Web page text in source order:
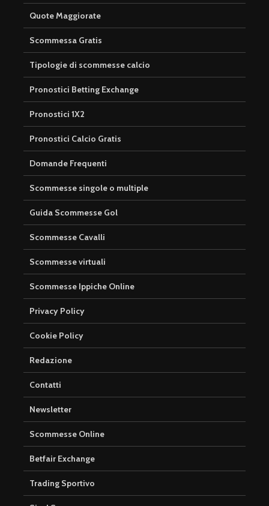
Quote Maggiorate
Scommessa Gratis
Tipologie di scommesse calcio
Pronostici Betting Exchange
Pronostici 1X2
Pronostici Calcio Gratis
Domande Frequenti
Scommesse singole o multiple
Guida Scommesse Gol
Scommesse Cavalli
Scommesse virtuali
Scommesse Ippiche Online
Privacy Policy
Cookie Policy
Redazione
Contatti
Newsletter
Scommesse Online
Betfair Exchange
Trading Sportivo